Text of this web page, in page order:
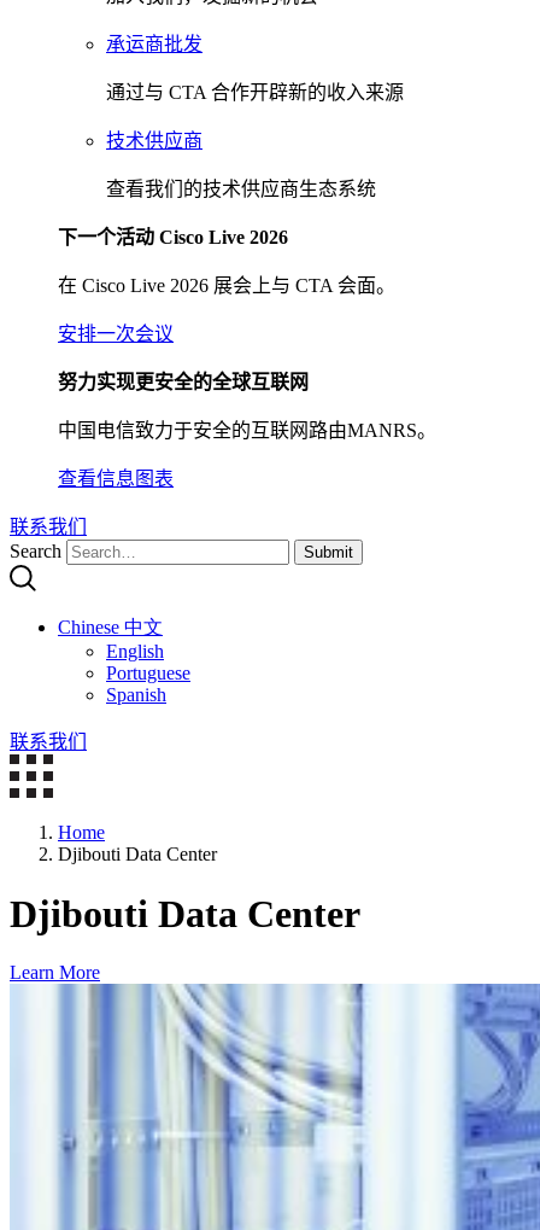
承运商批发
通过与 CTA 合作开辟新的收入来源
技术供应商
查看我们的技术供应商生态系统
下一个活动 Cisco Live 2026
在 Cisco Live 2026 展会上与 CTA 会面。
安排一次会议
努力实现更安全的全球互联网
中国电信致力于安全的互联网路由MANRS。
查看信息图表
联系我们
Search
Submit
Chinese 中文
English
Portuguese
Spanish
联系我们
Home
Djibouti Data Center
Djibouti Data Center
Learn More